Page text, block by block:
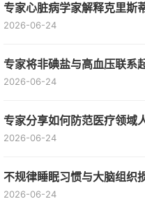
专家心脏病学家解释克里斯
2026-06-24
专家将非碘盐与高血压联系
2026-06-24
专家分享如何防范医疗领域
2026-06-24
不规律睡眠习惯与大脑组织
2026-06-24